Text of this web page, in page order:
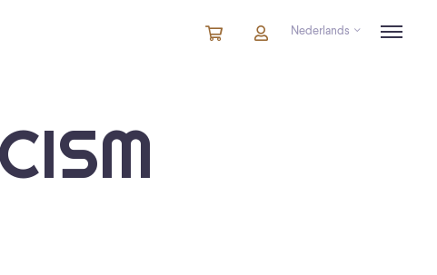
Winkelmandje
artikelenAccountNederlands